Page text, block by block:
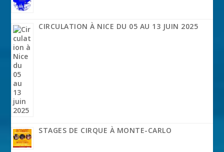
CIRCULATION À NICE DU 05 AU 13 JUIN 2025
STAGES DE CIRQUE À MONTE-CARLO